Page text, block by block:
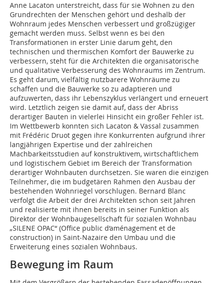
Anne Lacaton unterstreicht, dass für sie Wohnen zu den
Grundrechten der Menschen gehört und deshalb der
Wohnraum jedes Menschen verbessert und großzügiger
gemacht werden muss. Selbst wenn es bei den
Transformationen in erster Linie darum geht, den
technischen und thermischen Komfort der Bauwerke zu
verbessern, steht für die Architekten die organisatorische
und qualitative Verbesserung des Wohnraums im Zentrum.
Es geht darum, vielfältig nutzbarere Wohnräume zu
schaffen und die Bauwerke so zu adaptieren und
aufzuwerten, dass ihr Lebenszyklus verlängert und erneuert
wird. Letztlich zeigen sie damit auf, dass der Abriss
derartiger Bauten in vielerlei Hinsicht ein großer Fehler ist.
Im Wettbewerb konnten sich Lacaton & Vassal zusammen
mit Frédéric Druot gegen ihre Konkurrenten aufgrund ihrer
langjährigen Expertise und der zahlreichen
Machbarkeitsstudien auf konstruktivem, wirtschaftlichem
und logistischem Gebiet im Bereich der Transformation
derartiger Wohnbauten durchsetzen. Sie waren die einzigen
Teilnehmer, die im budgetären Rahmen den Ausbau der
bestehenden Wohnriegel vorschlugen. Bernard Blanc
verfolgt die Arbeit der drei Architekten schon seit Jahren
und realisierte mit ihnen bereits in seiner Funktion als
Direktor der Wohnbaugesellschaft für sozialen Wohnbau
„SILENE OPAC“ (Office public d‘aménagement et de
construction) in Saint-Nazaire den Umbau und die
Erweiterung eines sozialen Wohnbaus.
Bewegung im Raum